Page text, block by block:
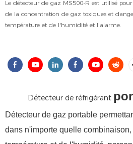
Le détecteur de gaz MS500-R est utilisé
de la concentration de gaz toxiques et
température et de l'humidité et l'alarme.
Détecteur de réfrigérant
Détecteur de gaz portable
dans n'importe quelle